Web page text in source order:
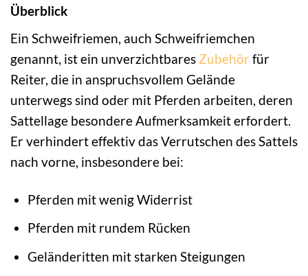
Überblick
Ein Schweifriemen, auch Schweifriemchen
genannt, ist ein unverzichtbares Zubehör für
Reiter, die in anspruchsvollem Gelände
unterwegs sind oder mit Pferden arbeiten, deren
Sattellage besondere Aufmerksamkeit erfordert.
Er verhindert effektiv das Verrutschen des Sattels
nach vorne, insbesondere bei:
Pferden mit wenig Widerrist
Pferden mit rundem Rücken
Geländeritten mit starken Steigungen